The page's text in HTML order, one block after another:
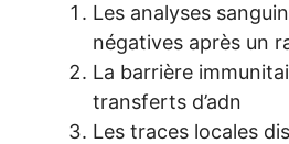
Les analyses
négatives après un
La barrière
transferts d’adn
Les traces locales